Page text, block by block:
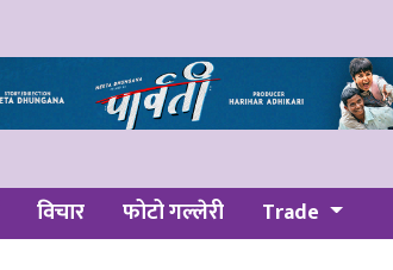
विचार फोटो गल्लेरी Trade